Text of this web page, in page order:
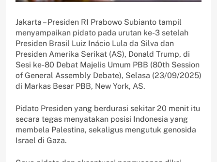
Jakarta – Presiden RI Prabowo Subianto tampil
menyampaikan pidato pada urutan ke-3 setelah
Presiden Brasil Luiz Inácio Lula da Silva dan
Presiden Amerika Serikat (AS), Donald Trump, di
Sesi ke-80 Debat Majelis Umum PBB (80th Session
of General Assembly Debate), Selasa (23/09/2025)
di Markas Besar PBB, New York, AS.
Pidato Presiden yang berdurasi sekitar 20 menit itu
secara tegas menyatakan posisi Indonesia yang
membela Palestina, sekaligus mengutuk genosida
Israel di Gaza.